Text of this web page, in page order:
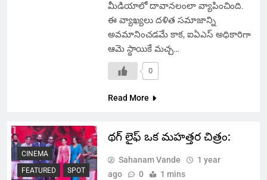
మీడియాలో దావానలంలా వ్యాపించింది.
ఈ వ్యాఖ్యలు దళిత సమాజాన్ని
అవమానించడమే కాక, ఐఏఎస్ అధికారిగా
ఆమె స్థాయికే మచ్చ…
0
Read More
CINEMA
FEATURED
SPOT
థగ్ లైఫ్ ఒక మహత్తర చిత్రం:
Sahanam Vande
1 year
ago
0 1 mins